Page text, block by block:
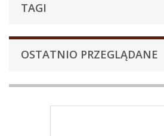
TAGI
OSTATNIO PRZEGLĄDANE